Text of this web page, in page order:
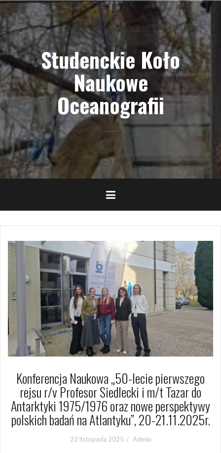
Skip
to
content
Studenckie Koło
Naukowe
Oceanografii
Konferencja Naukowa „50-lecie pierwszego
rejsu r/v Profesor Siedlecki i m/t Tazar do
Antarktyki 1975/1976 oraz nowe perspektywy
polskich badań na Atlantyku”, 20-21.11.2025r.
22 listopada 2025 Admin